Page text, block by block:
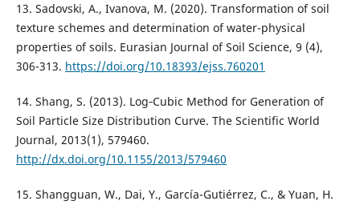
13. Sadovski, A., Ivanova, M. (2020). Transformation of soil
texture schemes and determination of water-physical
properties of soils. Eurasian Journal of Soil Science, 9 (4),
306-313. https://doi.org/10.18393/ejss.760201
14. Shang, S. (2013). Log‐Cubic Method for Generation of
Soil Particle Size Distribution Curve. The Scientific World
Journal, 2013(1), 579460.
http://dx.doi.org/10.1155/2013/579460
15. Shangguan, W., Dai, Y., García-Gutiérrez, C., & Yuan, H.